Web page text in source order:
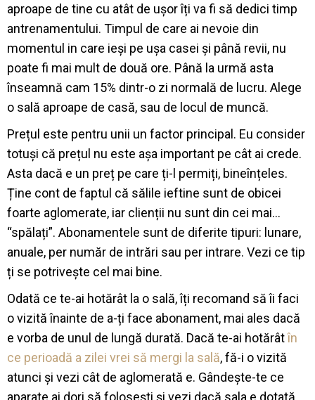
aproape de tine cu atât de ușor îți va fi să dedici timp
antrenamentului. Timpul de care ai nevoie din
momentul in care ieși pe ușa casei și până revii, nu
poate fi mai mult de două ore. Până la urmă asta
înseamnă cam 15% dintr-o zi normală de lucru. Alege
o sală aproape de casă, sau de locul de muncă.
Prețul este pentru unii un factor principal. Eu consider
totuși că prețul nu este așa important pe cât ai crede.
Asta dacă e un preț pe care ți-l permiți, bineînțeles.
Ține cont de faptul că sălile ieftine sunt de obicei
foarte aglomerate, iar clienții nu sunt din cei mai…
“spălați”. Abonamentele sunt de diferite tipuri: lunare,
anuale, per număr de intrări sau per intrare. Vezi ce tip
ți se potrivește cel mai bine.
Odată ce te-ai hotărât la o sală, îți recomand să îi faci
o vizită înainte de a-ți face abonament, mai ales dacă
e vorba de unul de lungă durată. Dacă te-ai hotărâtîn
ce perioadă a zilei vrei să mergi la sală, fă-i o vizită
atunci și vezi cât de aglomerată e. Gândește-te ce
aparate ai dori să folosești și vezi dacă sala e dotată